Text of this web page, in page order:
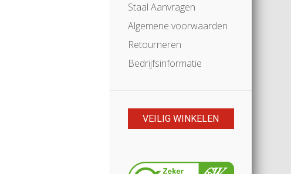
Staal Aanvragen
Algemene voorwaarden
Retourneren
Bedrijfsinformatie
VEILIG WINKELEN